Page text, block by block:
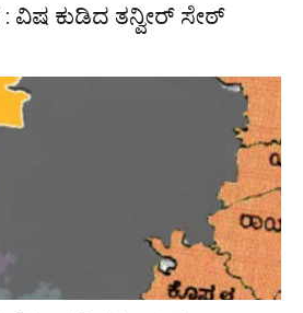
: ವಿಷ ಕುಡಿದ ತನ್ವೀರ್‌ ಸೇಠ್‌